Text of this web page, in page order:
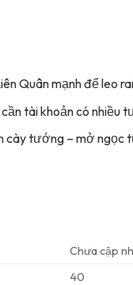
Quân mạnh để leo
tài khoản có nhiều
cày tướng – mở ngọc
Chưa cập
40